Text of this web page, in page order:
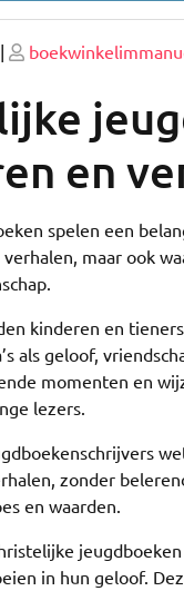
| Geplaatst
en
spelen een
maar ook
kinderen en
als geloof,
momenten en
lezers.
zonder
en waarden.
in hun geloof.